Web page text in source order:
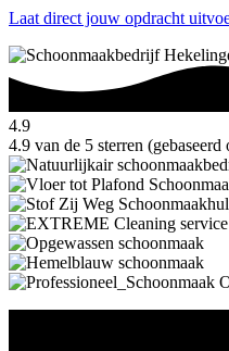
Laat direct jouw opdracht
4.9
4.9 van de 5 sterren (gebaseerd